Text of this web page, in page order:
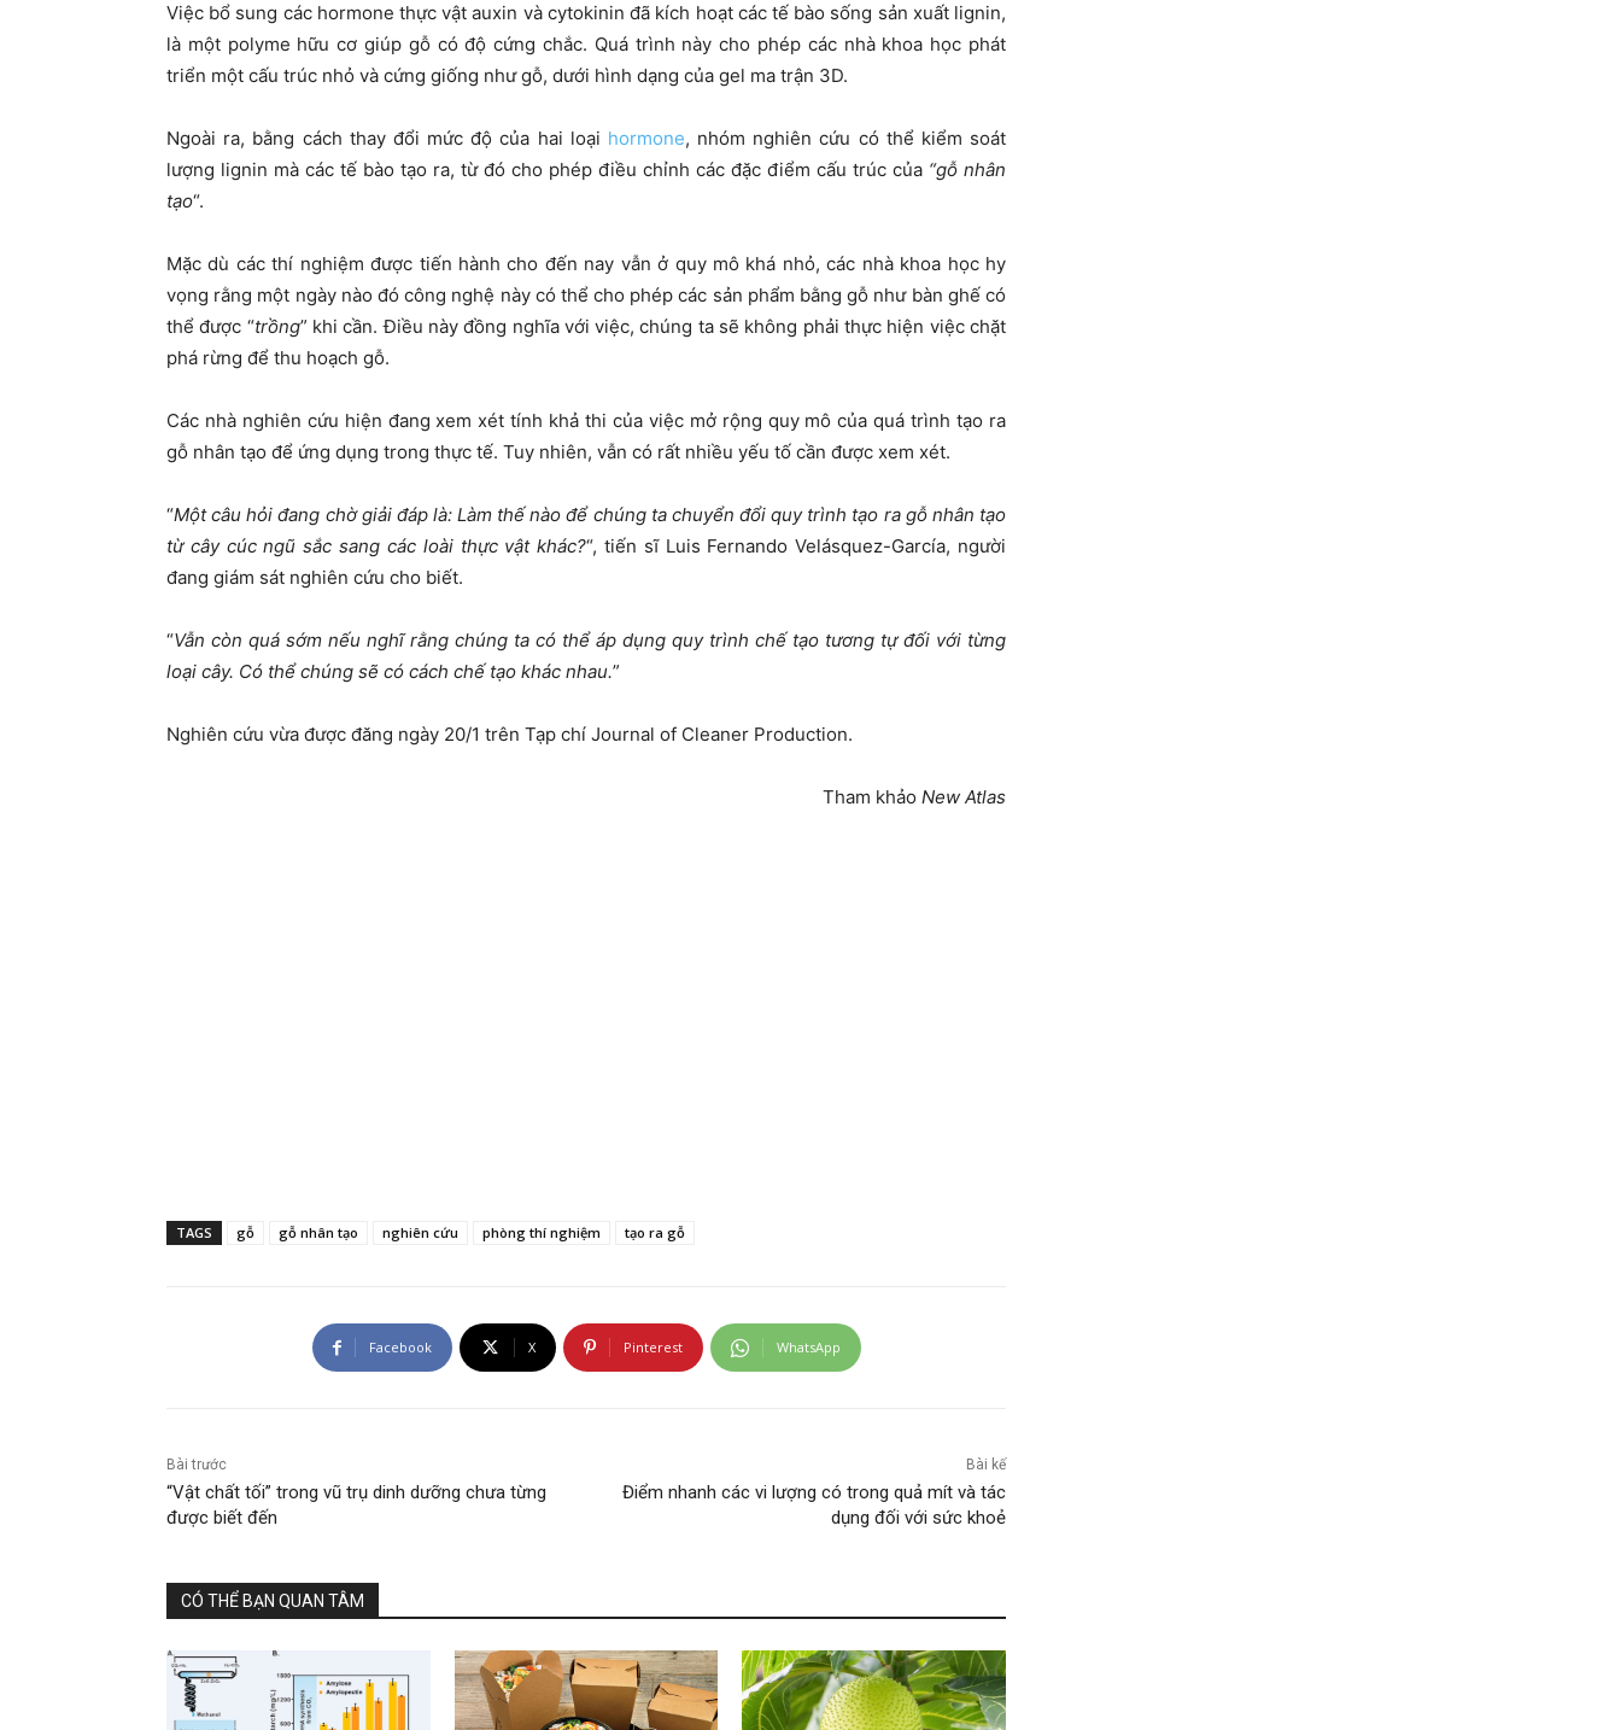
Việc bổ sung các hormone thực vật auxin và cytokinin đã kích hoạt các tế bào sống sản xuất lignin,
là một polyme hữu cơ giúp gỗ có độ cứng chắc. Quá trình này cho phép các nhà khoa học phát
triển một cấu trúc nhỏ và cứng giống như gỗ, dưới hình dạng của gel ma trận 3D.
Ngoài ra, bằng cách thay đổi mức độ của hai loại hormone, nhóm nghiên cứu có thể kiểm soát
lượng lignin mà các tế bào tạo ra, từ đó cho phép điều chỉnh các đặc điểm cấu trúc của “gỗ nhân
tạo“.
Mặc dù các thí nghiệm được tiến hành cho đến nay vẫn ở quy mô khá nhỏ, các nhà khoa học hy
vọng rằng một ngày nào đó công nghệ này có thể cho phép các sản phẩm bằng gỗ như bàn ghế có
thể được “trồng” khi cần. Điều này đồng nghĩa với việc, chúng ta sẽ không phải thực hiện việc chặt
phá rừng để thu hoạch gỗ.
Các nhà nghiên cứu hiện đang xem xét tính khả thi của việc mở rộng quy mô của quá trình tạo ra
gỗ nhân tạo để ứng dụng trong thực tế. Tuy nhiên, vẫn có rất nhiều yếu tố cần được xem xét.
“Một câu hỏi đang chờ giải đáp là: Làm thế nào để chúng ta chuyển đổi quy trình tạo ra gỗ nhân tạo
từ cây cúc ngũ sắc sang các loài thực vật khác?“, tiến sĩ Luis Fernando Velásquez-García, người
đang giám sát nghiên cứu cho biết.
“Vẫn còn quá sớm nếu nghĩ rằng chúng ta có thể áp dụng quy trình chế tạo tương tự đối với từng
loại cây. Có thể chúng sẽ có cách chế tạo khác nhau.”
Nghiên cứu vừa được đăng ngày 20/1 trên Tạp chí Journal of Cleaner Production.
Tham khảo New Atlas
TAGS gỗ gỗ nhân tạo nghiên cứu phòng thí nghiệm tạo ra gỗ
Facebook X Pinterest WhatsApp
Bài trước
“Vật chất tối” trong vũ trụ dinh dưỡng chưa từng
được biết đến
Bài kế
Điểm nhanh các vi lượng có trong quả mít và tác
dụng đối với sức khoẻ
CÓ THỂ BẠN QUAN TÂM